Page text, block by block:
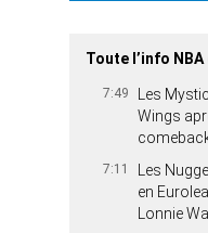
Toute l’info
7:49
Les
Wings
7:11
Les
en
Lonnie